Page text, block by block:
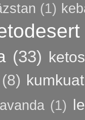
(1)
(33)
(8) kumkuat
lavanda (1)